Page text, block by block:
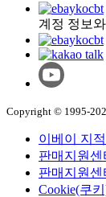
계정 정보
Copyright © 1995-
이베이 지
판매지원
판매지원
Cookie(쿠